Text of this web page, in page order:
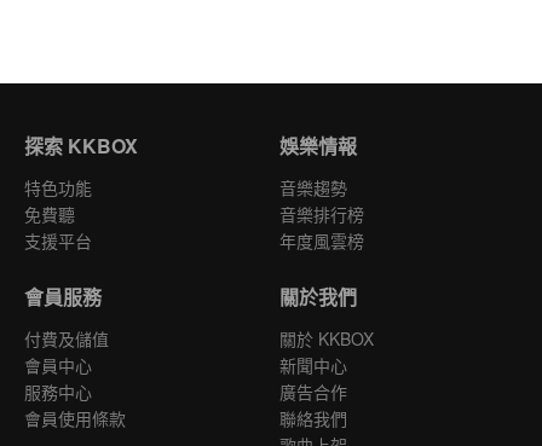
探索 KKBOX
特色功能
免費聽
支援平台
娛樂情報
音樂趨勢
音樂排行榜
年度風雲榜
會員服務
付費及儲值
會員中心
服務中心
會員使用條款
關於我們
關於 KKBOX
新聞中心
廣告合作
聯絡我們